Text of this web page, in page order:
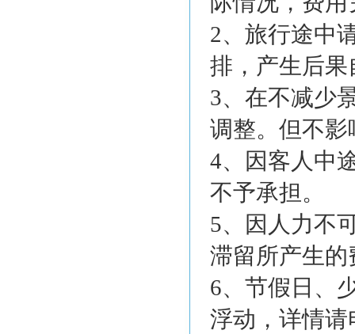
2、旅行途中
排，产生后果
3、在不减少
调整。但不
4、因客人中
不予承担。
5、因人力不
滞留所产生
6、节假日、
浮动，详情